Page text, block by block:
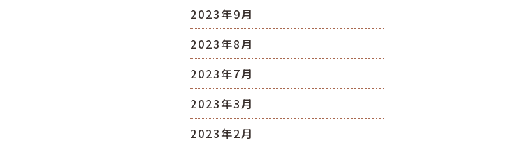
2023年9月
2023年8月
2023年7月
2023年3月
2023年2月